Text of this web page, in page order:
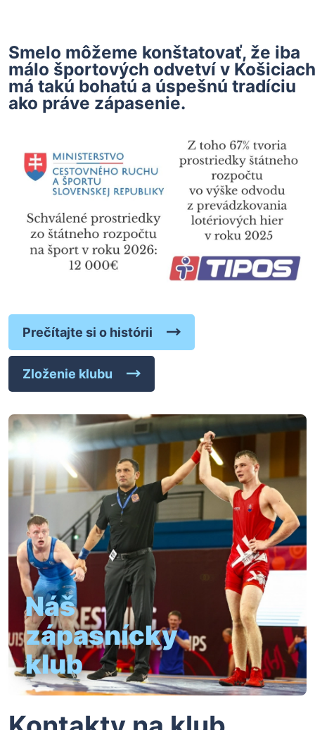
Smelo môžeme konštatovať, že iba
málo športových odvetví v Košiciach
má takú bohatú a úspešnú tradíciu
ako práve zápasenie.
Prečítajte si o histórii
Zloženie klubu
Náš
zápasnícky
klub